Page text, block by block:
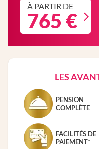
À PARTIR DE
765 €
LES
PENSION
COMPLÈTE
FACILITÉS DE
PAIEMENT*